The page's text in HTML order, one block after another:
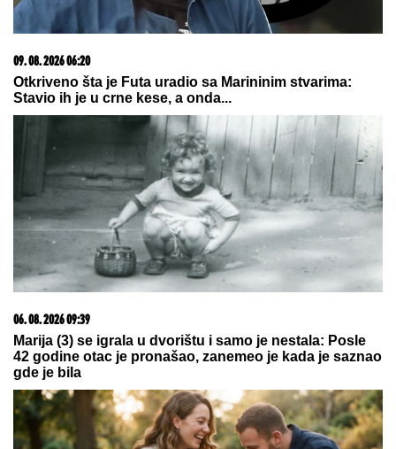
DŽEJEVA NAJVEĆA LJUBAV DANAS
kontaktu sa njegovim ćerkama, a
jedan detalj svi komentarišu
"ŽIVOT KOJI ČUVAM VIŠE OD SVOG"Bojana
Barović se oglasila posebnim razlogom, emocije je
savladale: "Prošlo je 10 godina"